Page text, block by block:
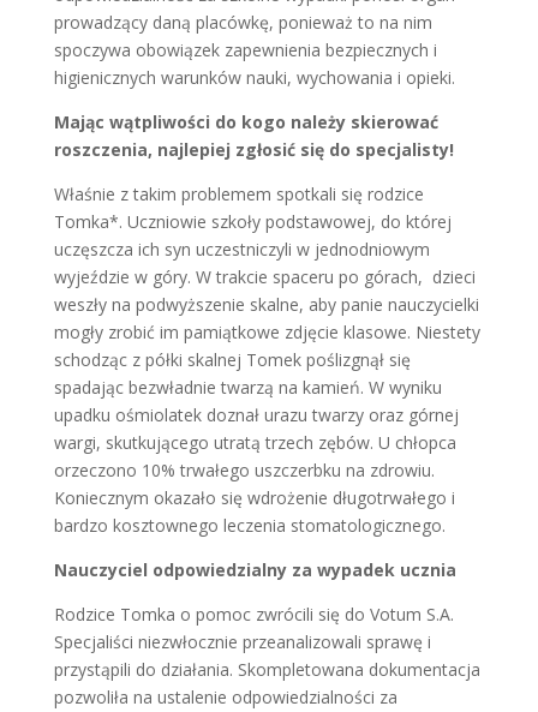
prowadzący daną placówkę, ponieważ to na nim
spoczywa obowiązek zapewnienia bezpiecznych i
higienicznych warunków nauki, wychowania i opieki.
Mając wątpliwości do kogo należy skierować
roszczenia, najlepiej zgłosić się do specjalisty!
Właśnie z takim problemem spotkali się rodzice
Tomka*. Uczniowie szkoły podstawowej, do której
uczęszcza ich syn uczestniczyli w jednodniowym
wyjeździe w góry. W trakcie spaceru po górach, dzieci
weszły na podwyższenie skalne, aby panie nauczycielki
mogły zrobić im pamiątkowe zdjęcie klasowe. Niestety
schodząc z półki skalnej Tomek poślizgnął się
spadając bezwładnie twarzą na kamień. W wyniku
upadku ośmiolatek doznał urazu twarzy oraz górnej
wargi, skutkującego utratą trzech zębów. U chłopca
orzeczono 10% trwałego uszczerbku na zdrowiu.
Koniecznym okazało się wdrożenie długotrwałego i
bardzo kosztownego leczenia stomatologicznego.
Nauczyciel odpowiedzialny za wypadek ucznia
Rodzice Tomka o pomoc zwrócili się do Votum S.A.
Specjaliści niezwłocznie przeanalizowali sprawę i
przystąpili do działania. Skompletowana dokumentacja
pozwoliła na ustalenie odpowiedzialności za